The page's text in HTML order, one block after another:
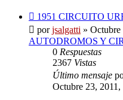
Nuevo
mensaje
1951 CIRCUITO
porjsalgatti » Octubre
AUTODROMOS Y
0 Respuestas
2367 Vistas
Último mensaje
Octubre 23, 2011,